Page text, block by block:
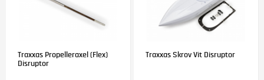
Traxxas Propelleraxel (Flex)
Disruptor
Traxxas Skrov Vit Disruptor